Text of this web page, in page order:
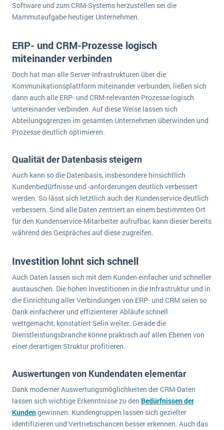
Lebensmittelindustrie
Logistik
Produktion
Immobilien
Services
Textil und Mode
Vermietung
Versorgung
Ein WMS implementieren: Das sind die 6
Service Level Agreements (SLA) und ERP: Was muss man wissen?
ERP-Software für Abfallentsorger
Digitale Arbeitsaufträge in Ihrem ERP- oder FSM-System: clever und effizient
MEHR ÜBER ERP-SOFTWARE
SAP übernimmt Reltio für eine bessere
Datenintegration
ERP-Trends in der Produktion
NACHRICHTENARCHIV
Software und zum CRM-Systems herzustellen sei die
Mammutaufgabe heutiger Unternehmen.
ERP- und CRM-Prozesse logisch
miteinander verbinden
Doch hat man alle Server-Infrastrukturen über die
Kommunikationsplattform miteinander verbunden, ließen sich
dann auch alle ERP- und CRM-relevanten Prozesse logisch
untereinander verbinden. Auf diese Weise lassen sich
Abteilungsgrenzen im gesamten Unternehmen überwinden und
Prozesse deutlich optimieren.
Qualität der Datenbasis steigern
Auch kann so die Datenbasis, insbesondere hinsichtlich
Kundenbedürfnisse und -anforderungen deutlich verbessert
werden. So lässt sich letztlich auch der Kundenservice deutlich
verbessern. Sind alle Daten zentriert an einem bestimmten Ort
für den Kundenservice-Mitarbeiter aufrufbar, kann dieser bereits
während des Gespräches auf diese zugreifen.
Investition lohnt sich schnell
Auch Daten lassen sich mit dem Kunden einfacher und schneller
austauschen. Die hohen Investitionen in die Infrastruktur und in
die Einrichtung aller Verbindungen von ERP- und CRM seien so
Dank einfacherer und effizienterer Abläufe schnell
wettgemacht, konstatiert Selin weiter. Gerade die
Dienstleistungsbranche könne praktisch auf allen Ebenen von
einer derartigen Struktur profitieren.
Auswertungen von Kundendaten elementar
Dank moderner Auswertungsmöglichkeiten der CRM-Daten
lassen sich wichtige Erkenntnisse zu den Bedürfnissen der
Kundengewinnen. Kundengruppen lassen sich gezielter
identifizieren und Vertriebschancen besser erkennen. Auch das